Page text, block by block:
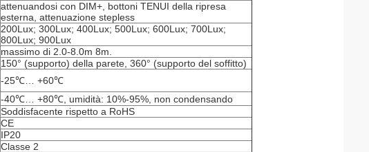
attenuandosi con DIM+, bottoni TENUI della ripresa
esterna, attenuazione stepless
200Lux; 300Lux; 400Lux; 500Lux; 600Lux; 700Lux;
800Lux; 900Lux
massimo di 2.0-8.0m 8m.
150° (supporto) della parete, 360° (supporto del soffitto)
-25℃… +60℃
-40℃… +80℃, umidità: 10%-95%, non condensando
Soddisfacente rispetto a RoHS
CE
IP20
Classe 2